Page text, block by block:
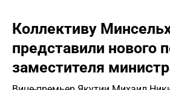
Коллективу
представили нового
заместителя